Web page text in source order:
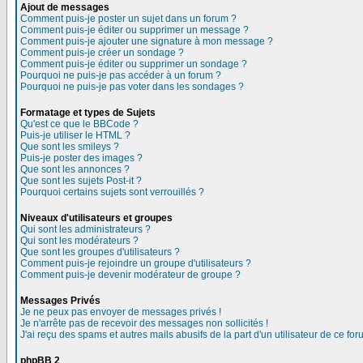
Ajout de messages
Comment puis-je poster un sujet dans un forum ?
Comment puis-je éditer ou supprimer un message ?
Comment puis-je ajouter une signature à mon message ?
Comment puis-je créer un sondage ?
Comment puis-je éditer ou supprimer un sondage ?
Pourquoi ne puis-je pas accéder à un forum ?
Pourquoi ne puis-je pas voter dans les sondages ?
Formatage et types de Sujets
Qu'est ce que le BBCode ?
Puis-je utiliser le HTML ?
Que sont les smileys ?
Puis-je poster des images ?
Que sont les annonces ?
Que sont les sujets Post-it ?
Pourquoi certains sujets sont verrouillés ?
Niveaux d'utilisateurs et groupes
Qui sont les administrateurs ?
Qui sont les modérateurs ?
Que sont les groupes d'utilisateurs ?
Comment puis-je rejoindre un groupe d'utilisateurs ?
Comment puis-je devenir modérateur de groupe ?
Messages Privés
Je ne peux pas envoyer de messages privés !
Je n'arrête pas de recevoir des messages non sollicités !
J'ai reçu des spams et autres mails abusifs de la part d'un utilisateur de ce
phpBB 2